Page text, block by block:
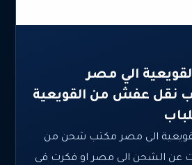
الي مصر
مكتب نقل عفش من القويعية
الى مصر مكتب شحن من
عن الشحن الى مصر او فكرت فى